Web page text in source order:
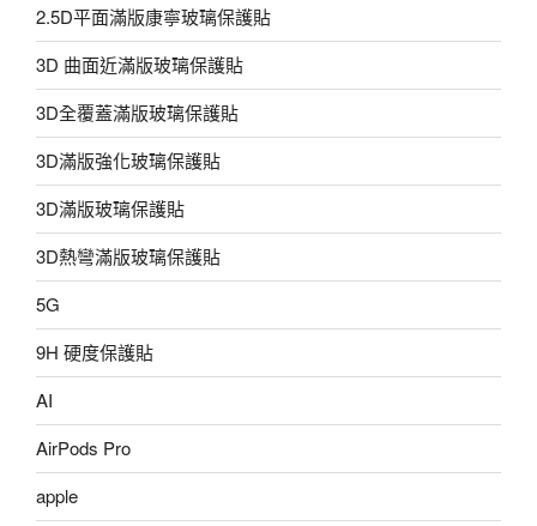
2.5D平面滿版康寧玻璃保護貼
3D 曲面近滿版玻璃保護貼
3D全覆蓋滿版玻璃保護貼
3D滿版強化玻璃保護貼
3D滿版玻璃保護貼
3D熱彎滿版玻璃保護貼
5G
9H 硬度保護貼
AI
AirPods Pro
apple